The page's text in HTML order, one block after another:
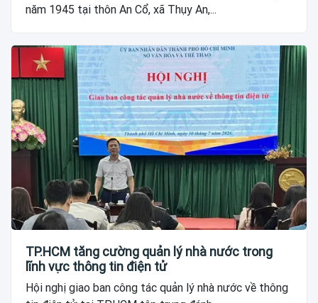
năm 1945 tại thôn An Cổ, xã Thụy An,...
TP.HCM tăng cường quản lý nhà nước trong
lĩnh vực thông tin điện tử
Hội nghị giao ban công tác quản lý nhà nước về thông